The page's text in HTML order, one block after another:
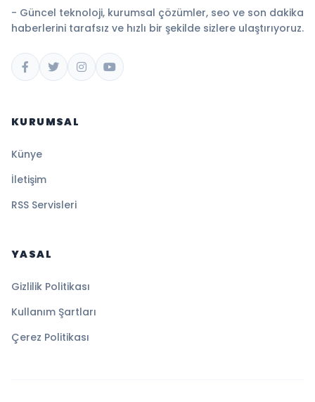
- Güncel teknoloji, kurumsal çözümler, seo ve son dakika
haberlerini tarafsız ve hızlı bir şekilde sizlere ulaştırıyoruz.
KURUMSAL
Künye
İletişim
RSS Servisleri
YASAL
Gizlilik Politikası
Kullanım Şartları
Çerez Politikası